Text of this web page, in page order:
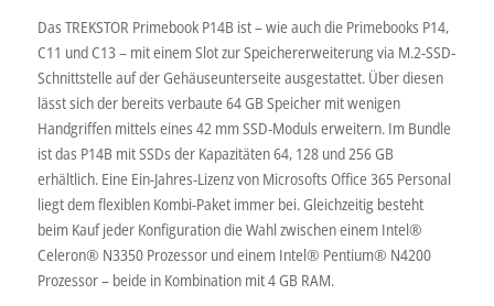
Das TREKSTOR Primebook P14B ist – wie auch die Primebooks P14,
C11 und C13 – mit einem Slot zur Speichererweiterung via M.2-SSD-
Schnittstelle auf der Gehäuseunterseite ausgestattet. Über diesen
lässt sich der bereits verbaute 64 GB Speicher mit wenigen
Handgriffen mittels eines 42 mm SSD-Moduls erweitern. Im Bundle
ist das P14B mit SSDs der Kapazitäten 64, 128 und 256 GB
erhältlich. Eine Ein-Jahres-Lizenz von Microsofts Office 365 Personal
liegt dem flexiblen Kombi-Paket immer bei. Gleichzeitig besteht
beim Kauf jeder Konfiguration die Wahl zwischen einem Intel®
Celeron® N3350 Prozessor und einem Intel® Pentium® N4200
Prozessor – beide in Kombination mit 4 GB RAM.